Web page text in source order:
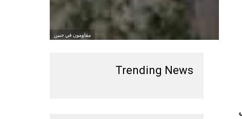
مقاومون في جنين
Trending News